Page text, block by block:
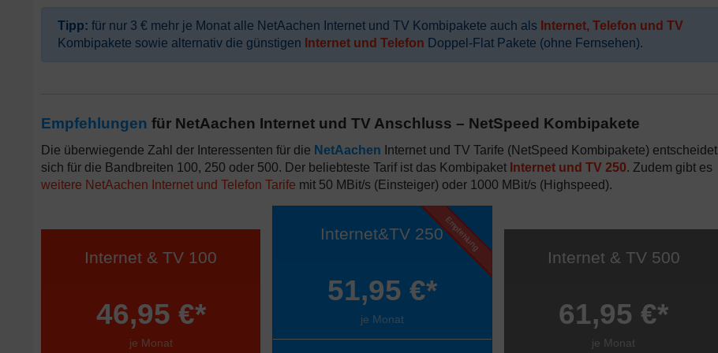
Tipp: für nur 3 € mehr je Monat alle NetAachen Internet und TV Kombipakete auch als Internet, Telefon und TV
Kombipakete sowie alternativ die günstigen Internet und Telefon Doppel-Flat Pakete (ohne Fernsehen).
Empfehlungen für NetAachen Internet und TV Anschluss – NetSpeed Kombipakete
Die überwiegende Zahl der Interessenten für die NetAachen Internet und TV Tarife (NetSpeed Kombipakete) entscheidet
sich für die Bandbreiten 100, 250 oder 500. Der beliebteste Tarif ist das Kombipaket Internet und TV 250. Zudem gibt es
weitere NetAachen Internet und Telefon Tarife mit 50 MBit/s (Einsteiger) oder 1000 MBit/s (Highspeed).
Internet & TV 100
46,95 €*
je Monat
Empfehlung
Internet&TV 250
51,95 €*
je Monat
Internet & TV 500
61,95 €*
je Monat